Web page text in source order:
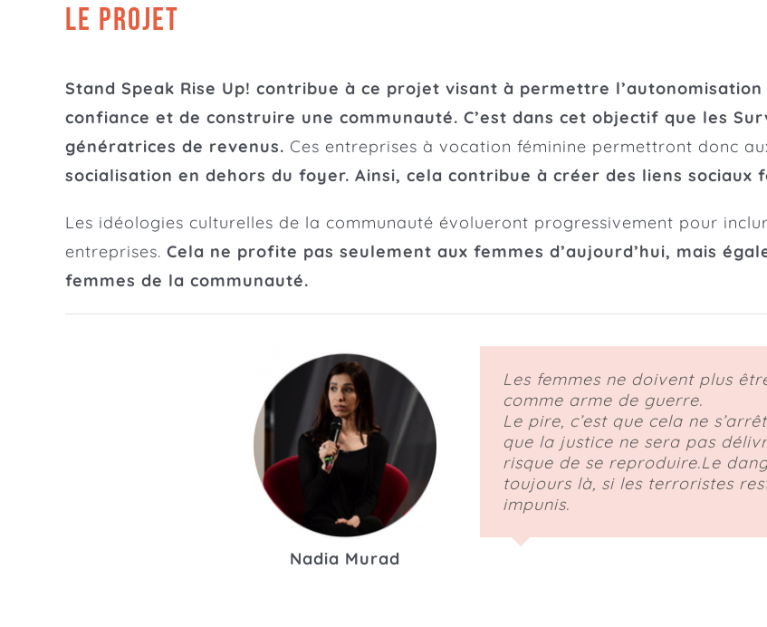
LE PROJET
Stand Speak Rise Up! contribue à ce projet visant à permettre
confiance et de construire une communauté. C’est dans cet objectif que les
génératrices de revenus. Ces entreprises à vocation féminine permettront donc
socialisation en dehors du foyer. Ainsi, cela contribue à créer des liens
Les idéologies culturelles de la communauté évolueront progressivement pour
entreprises. Cela ne profite pas seulement aux femmes d’aujourd’hui, mais
femmes de la communauté.
Nadia Murad
Les femmes ne doivent plus
comme arme de guerre.
Le pire, c’est que cela ne
que la justice ne sera pas
risque de se reproduire.Le
toujours là, si les terroristes
impunis.